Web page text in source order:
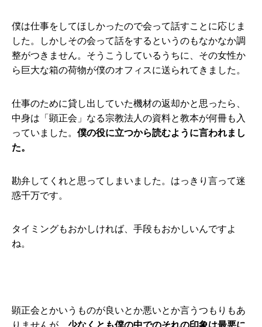
僕は仕事をしてほしかったので会って話すことに応じま
した。しかしその会って話をするというのもなかなか調
整がつきません。そうこうしているうちに、その女性か
ら巨大な箱の荷物が僕のオフィスに送られてきました。
仕事のために貸し出していた機材の返却かと思ったら、
中身は「顕正会」なる宗教法人の資料と教本が何冊も入
っていました。 僕の役に立つから読むように言われまし
た。
勘弁してくれと思ってしまいました。はっきり言って迷
惑千万です。
タイミングもおかしければ、手段もおかしいんですよ
ね。
顕正会とかいうものが良いとか悪いとか言うつもりもあ
りませんが、 少なくとも僕の中でのそれの印象は最悪に